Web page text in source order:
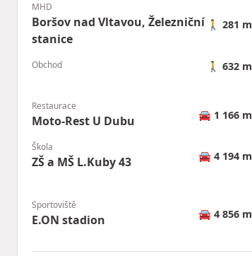
MHD
Boršov nad Vltavou, Železniční
stanice
🚶 281 m
Obchod 🚶 632 m
Restaurace
Moto-Rest U Dubu 🚘 1 166 m
Škola
ZŠ a MŠ L.Kuby 43 🚘 4 194 m
Sportoviště
E.ON stadion 🚘 4 856 m